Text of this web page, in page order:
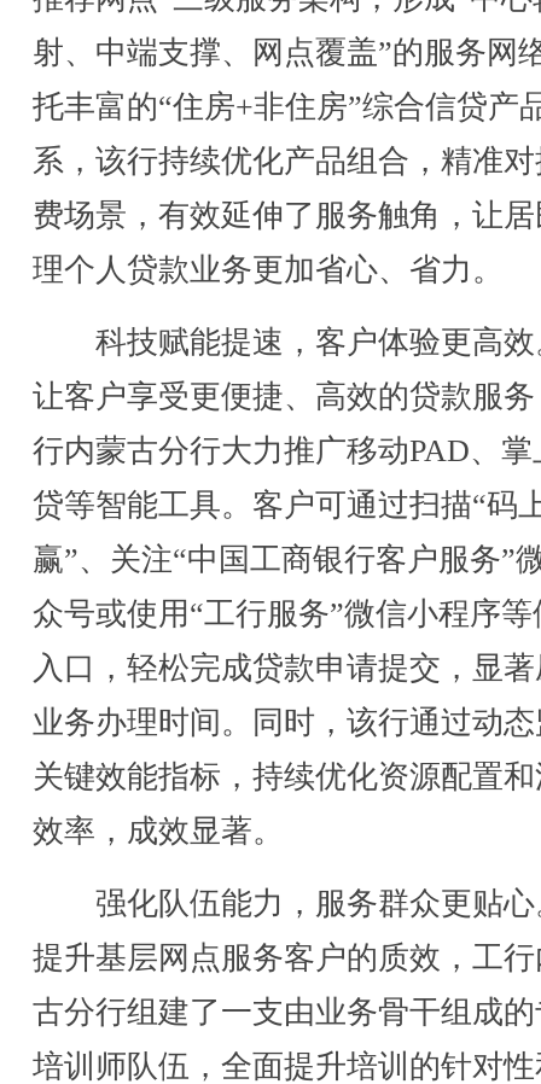
射、中端支撑、网点覆盖”的服务网
托丰富的“住房+非住房”综合信贷产
系，该行持续优化产品组合，精准
费场景，有效延伸了服务触角，让
理个人贷款业务更加省心、省力。
科技赋能提速，客户体验更高效
让客户享受更便捷、高效的贷款服
行内蒙古分行大力推广移动PAD、掌
贷等智能工具。客户可通过扫描“码
赢”、关注“中国工商银行客户服务”
众号或使用“工行服务”微信小程序等
入口，轻松完成贷款申请提交，显
业务办理时间。同时，该行通过动
关键效能指标，持续优化资源配置
效率，成效显著。
强化队伍能力，服务群众更贴心
提升基层网点服务客户的质效，工
古分行组建了一支由业务骨干组成
培训师队伍，全面提升培训的针对